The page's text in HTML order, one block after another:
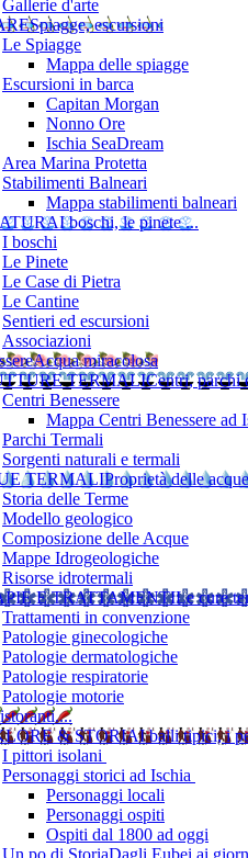
Gallerie d'arte
Spiagge, escursioni
Le Spiagge
Mappa delle spiagge
Escursioni in barca
Capitan Morgan
Nonno Ore
Ischia SeaDream
Area Marina Protetta
Stabilimenti Balneari
Mappa stabilimenti balneari
I boschi, le pinete ...
I boschi
Le Pinete
Le Case di Pietra
Le Cantine
Sentieri ed escursioni
Associazioni
Acqua miracolosa
TERMALICentri, parchi
Centri Benessere
Mappa Centri Benessere ad
Parchi Termali
Sorgenti naturali e termali
TERMALIProprietà delle acque
Storia delle Terme
Modello geologico
Composizione delle Acque
Mappe Idrogeologiche
Risorse idrotermali
E TRATTAMENTILe cure
Trattamenti in convenzione
Patologie ginecologiche
Patologie dermatologiche
Patologie respiratorie
Patologie motorie
& STORIAI balli tipici, i
I pittori isolani
Personaggi storici ad Ischia
Personaggi locali
Personaggi ospiti
Ospiti dal 1800 ad oggi
Un po di StoriaDagli Eubei ai